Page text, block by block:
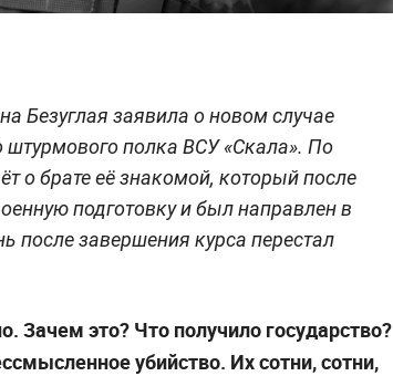
Безуглая заявила о новом случае
полка ВСУ «Скала». По
о брате её знакомой, который после
подготовку и был направлен в
после завершения курса перестал
Зачем это? Что получило государство?
убийство. Их сотни, сотни,